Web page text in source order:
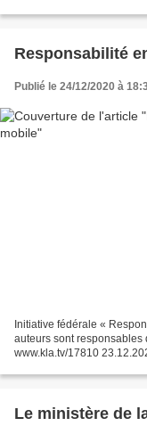
Responsabilité
Publié le 24/12/2020 à
Initiative fédérale «
auteurs sont
www.kla.tv/17810
Le ministère de